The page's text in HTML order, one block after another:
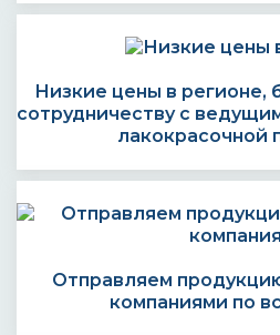
Низкие цены в регионе,
сотрудничеству с
лакокрасочной
Отправляем
компаниями по